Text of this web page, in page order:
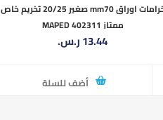
خرامات اوراق mm70 صغير 20/25 تخريم خاص
ممتاز MAPED 402311
13.44 ر.س.‏
أضف للسلة